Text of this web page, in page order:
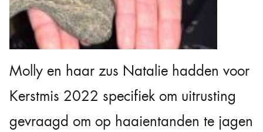
Molly en haar zus Natalie hadden voor
Kerstmis 2022 specifiek om uitrusting
gevraagd om op haaientanden te jagen